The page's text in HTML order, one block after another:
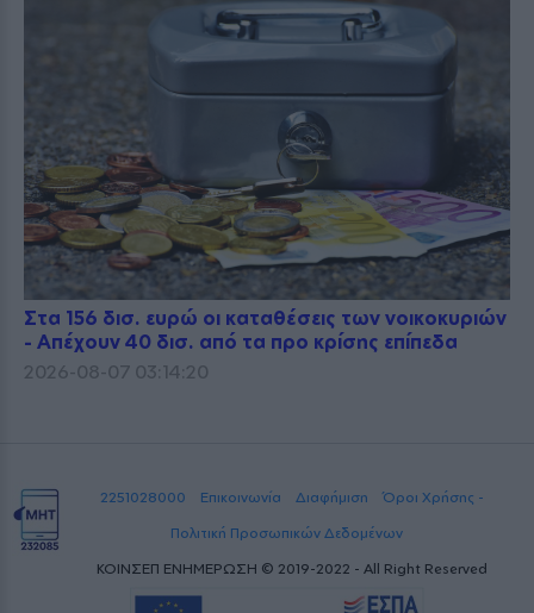
Στα 156 δισ. ευρώ οι καταθέσεις των νοικοκυριών
- Απέχουν 40 δισ. από τα προ κρίσης επίπεδα
2026-08-07 03:14:20
2251028000 Επικοινωνία Διαφήμιση
Όροι Χρήσης -
Πολιτική Προσωπικών Δεδομένων
ΚΟΙΝΣΕΠ ΕΝΗΜΕΡΩΣΗ © 2019-2022 - All Right Reserved